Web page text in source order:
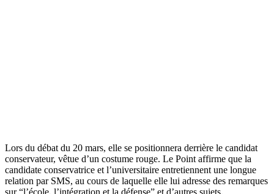
Lors du débat du 20 mars, elle se positionnera derrière le candidat
conservateur, vêtue d’un costume rouge. Le Point affirme que la
candidate conservatrice et l’universitaire entretiennent une longue
relation par SMS, au cours de laquelle elle lui adresse des remarques